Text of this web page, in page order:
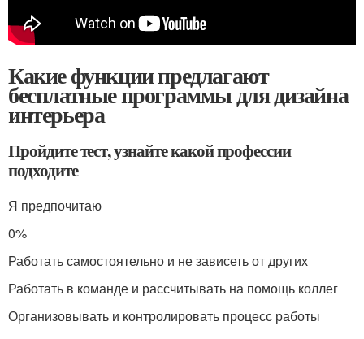
Какие функции предлагают
бесплатные программы для дизайна
интерьера
Пройдите тест, узнайте какой профессии
подходите
Я предпочитаю
0%
Работать самостоятельно и не зависеть от других
Работать в команде и рассчитывать на помощь коллег
Организовывать и контролировать процесс работы